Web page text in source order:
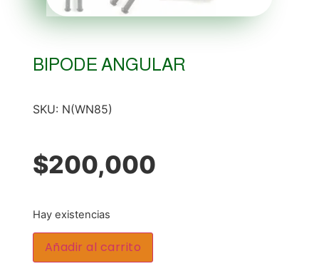
BIPODE ANGULAR
SKU: N(WN85)
$200,000
Hay existencias
Añadir al carrito